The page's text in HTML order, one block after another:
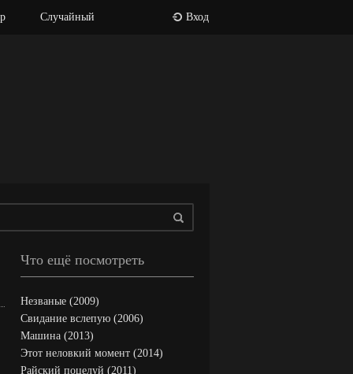
Случайный Вход
Что ещё посмотреть
Незваные (2009)
Свидание вслепую (2006)
Машина (2013)
Этот неловкий момент (2014)
Райский поцелуй (2011)